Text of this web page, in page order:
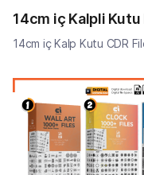
14cm iç Kalpli
14cm iç Kalp Kutu CDR